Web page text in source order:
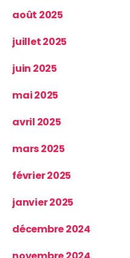
août 2025
juillet 2025
juin 2025
mai 2025
avril 2025
mars 2025
février 2025
janvier 2025
décembre 2024